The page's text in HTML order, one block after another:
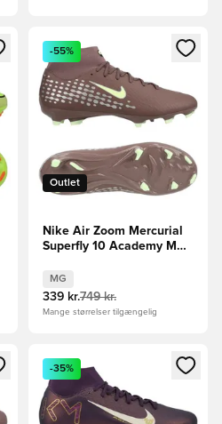
ind eller tilmelde dig som
Åbner en Modal til at logge
Outlet
-55%
Nike Air Zoom Mercurial
Superfly 10 Academy MG
Brun/Sølv
MG
339 kr.749 kr.
Mange størrelser tilgængelig
ind eller tilmelde dig som
Åbner en Modal til at logge
-35%